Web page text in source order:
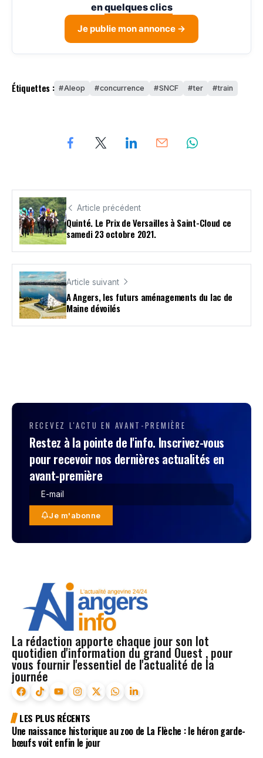
enquelques clics
Je publie mon annonce →
Étiquettes : Aleop concurrence SNCF ter train
Article précédent
Quinté. Le Prix de Versailles à Saint-Cloud ce
samedi 23 octobre 2021.
Article suivant
A Angers, les futurs aménagements du lac de
Maine dévoilés
RECEVEZ L'ACTU EN AVANT-PREMIÈRE
Restez à la pointe de l'info. Inscrivez-vous
pour recevoir nos dernières actualités en
avant-première
Je m'abonne
La rédaction apporte chaque jour son lot
quotidien d'information du grand Ouest , pour
vous fournir l'essentiel de l'actualité de la
journée
LES PLUS RÉCENTS
Une naissance historique au zoo de La Flèche : le héron garde-
bœufs voit enfin le jour